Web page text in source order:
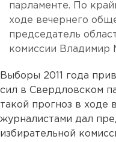
парламенте. По
ходе вечернего
председатель
комиссии Владимир
Выборы 2011 года
сил в Свердловском
такой прогноз в ходе
журналистами дал
избирательной